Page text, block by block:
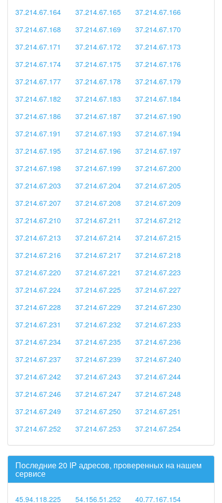
37.214.67.164
37.214.67.165
37.214.67.166
37.214.67.168
37.214.67.169
37.214.67.170
37.214.67.171
37.214.67.172
37.214.67.173
37.214.67.174
37.214.67.175
37.214.67.176
37.214.67.177
37.214.67.178
37.214.67.179
37.214.67.182
37.214.67.183
37.214.67.184
37.214.67.186
37.214.67.187
37.214.67.190
37.214.67.191
37.214.67.193
37.214.67.194
37.214.67.195
37.214.67.196
37.214.67.197
37.214.67.198
37.214.67.199
37.214.67.200
37.214.67.203
37.214.67.204
37.214.67.205
37.214.67.207
37.214.67.208
37.214.67.209
37.214.67.210
37.214.67.211
37.214.67.212
37.214.67.213
37.214.67.214
37.214.67.215
37.214.67.216
37.214.67.217
37.214.67.218
37.214.67.220
37.214.67.221
37.214.67.223
37.214.67.224
37.214.67.225
37.214.67.227
37.214.67.228
37.214.67.229
37.214.67.230
37.214.67.231
37.214.67.232
37.214.67.233
37.214.67.234
37.214.67.235
37.214.67.236
37.214.67.237
37.214.67.239
37.214.67.240
37.214.67.242
37.214.67.243
37.214.67.244
37.214.67.246
37.214.67.247
37.214.67.248
37.214.67.249
37.214.67.250
37.214.67.251
37.214.67.252
37.214.67.253 37.214.67.254
Последние 20 IP адресов, проверенных на нашем
сервисе
45.94.118.225 54.156.51.252 40.77.167.154